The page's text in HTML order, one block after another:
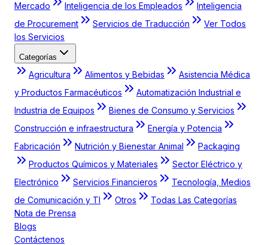
Mercado
Inteligencia de los Empleados
Inteligencia
de Procurement
Servicios de Traducción
Ver Todos
los Servicios
Categorías
Agricultura Alimentos y Bebidas
Asistencia Médica
y Productos Farmacéuticos
Automatización Industrial e
Industria de Equipos
Bienes de Consumo y Servicios
Construcción e infraestructura
Energía y Potencia
Fabricación
Nutrición y Bienestar Animal
Packaging
Productos Químicos y Materiales
Sector Eléctrico y
Electrónico
Servicios Financieros
Tecnología, Medios
de Comunicación y TI
Otros
Todas Las Categorías
Nota de Prensa
Blogs
Contáctenos